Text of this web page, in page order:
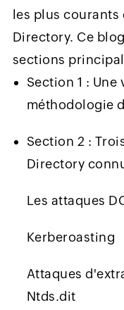
les plus courants
Directory. Ce
sections
Section 1 :
méthodologie
Section 2 :
Directory
Les attaques
Kerberoasting
Attaques
Ntds.dit